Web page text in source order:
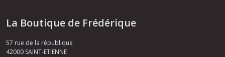
La Boutique de Frédérique
57 rue de la république
42000 SAINT-ETIENNE